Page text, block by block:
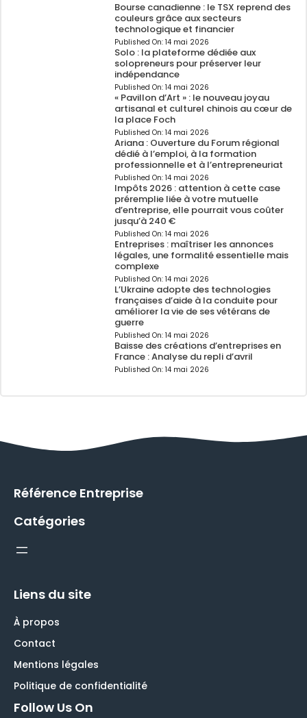
Bourse canadienne : le TSX reprend des
couleurs grâce aux secteurs
technologique et financier
Published On: 14 mai 2026
Solo : la plateforme dédiée aux
solopreneurs pour préserver leur
indépendance
Published On: 14 mai 2026
« Pavillon d’Art » : le nouveau joyau
artisanal et culturel chinois au cœur de
la place Foch
Published On: 14 mai 2026
Ariana : Ouverture du Forum régional
dédié à l’emploi, à la formation
professionnelle et à l’entrepreneuriat
Published On: 14 mai 2026
Impôts 2026 : attention à cette case
préremplie liée à votre mutuelle
d’entreprise, elle pourrait vous coûter
jusqu’à 240 €
Published On: 14 mai 2026
Entreprises : maîtriser les annonces
légales, une formalité essentielle mais
complexe
Published On: 14 mai 2026
L’Ukraine adopte des technologies
françaises d’aide à la conduite pour
améliorer la vie de ses vétérans de
guerre
Published On: 14 mai 2026
Baisse des créations d’entreprises en
France : Analyse du repli d’avril
Published On: 14 mai 2026
Référence Entreprise
Catégories
Liens du site
À propos
Contact
Mentions légales
Politique de confidentialité
Follow Us On